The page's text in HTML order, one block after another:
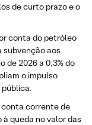
de curto prazo e o
conta do petróleo
subvenção aos
de 2026 a 0,3% do
o impulso
corrente de
à queda no valor das